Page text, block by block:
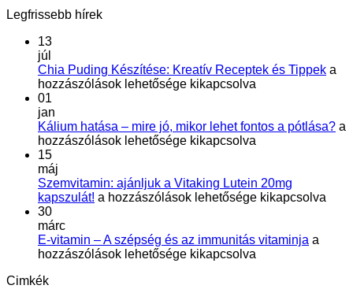
Legfrissebb hírek
13
júl
Chia Puding Készítése: Kreatív Receptek és Tippek a
hozzászólások lehetősége kikapcsolva
01
jan
Kálium hatása – mire jó, mikor lehet fontos a pótlása? a
hozzászólások lehetősége kikapcsolva
15
máj
Szemvitamin: ajánljuk a Vitaking Lutein 20mg
kapszulát! Szemvitamin:
Vitaking
Lutein
a hozzászólások lehetősége kikapcsolva
30
márc
E-vitamin – A szépség és az immunitás vitaminja E-
a
hozzászólások lehetősége kikapcsolva
Cimkék